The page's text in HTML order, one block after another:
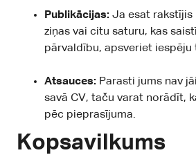
Publikācijas: Ja esat rakstījis
ziņas vai citu saturu, kas
pārvaldību, apsveriet iespēju
Atsauces: Parasti jums nav
savā CV, taču varat norādīt,
pēc pieprasījuma.
Kopsavilkums